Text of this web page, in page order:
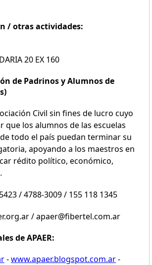
/ otras actividades:
20 EX 160
de Padrinos y Alumnos de
Civil sin fines de lucro cuyo
que los alumnos de las escuelas
todo el país puedan terminar su
apoyando a los maestros en
rédito político, económico,
/ 4788-3009 / 155 118 1345
/ apaer@fibertel.com.ar
de APAER:
-www.apaer.blogspot.com.ar-